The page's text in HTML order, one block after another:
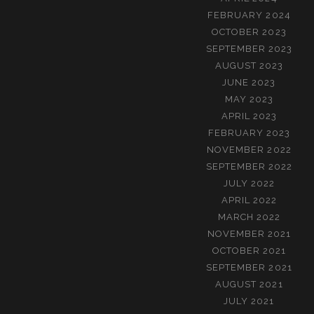
FEBRUARY 2024
OCTOBER 2023
SEPTEMBER 2023
AUGUST 2023
JUNE 2023
MAY 2023
APRIL 2023
FEBRUARY 2023
NOVEMBER 2022
SEPTEMBER 2022
JULY 2022
APRIL 2022
MARCH 2022
NOVEMBER 2021
OCTOBER 2021
SEPTEMBER 2021
AUGUST 2021
JULY 2021